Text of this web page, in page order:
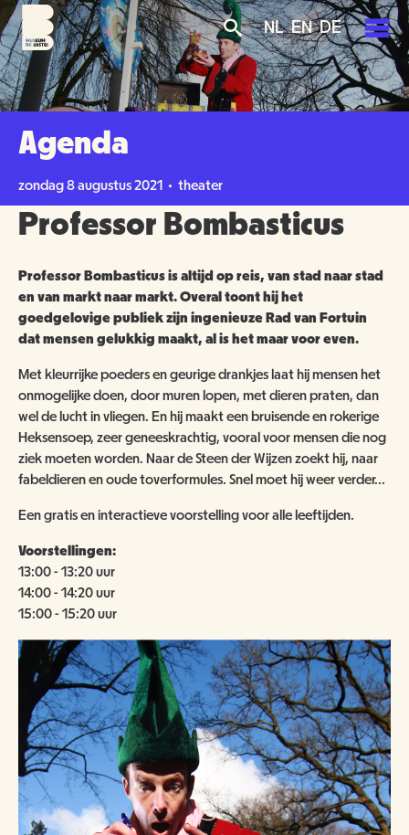
Overslaan
en
naar
de
inhoud
gaan
Skip
to
main
navigation
Skip
to
search
NL EN DE
PLAN JE BEZOEK
TICKETS
OPENINGSTIJDEN
BEREIKBAARHEID
TOEGANKELIJKHEID
GROEPSBEZOEK
SCHOOLBEZOEK
MUSEUMWINKEL
NU TE KOOP IN DE WINKEL
NIJMEEGSE VOGELMONUMENTJES
ZAALVERHUUR
HUISREGELS
KINDERFEESTJE
AGENDA
OVER ONS
NIEUWS
ORGANISATIE
ANBI
COMITÉ VAN AANBEVELING
BESTUUR
JAARVERSLAG
ORGANOGRAM
VRIJWILLIGERS
VACATURES
GEEF EEN VRIENDSCHAP CADEAU!
SCHENKEN & NALATEN
COLLECTIE
OVER DE COLLECTIE
DOOD DIER GEVONDEN?
PUBLICATIES
BRUIKLENEN
ARCHITECTUUR
NIEUWSBRIEF
2000 JAAR GESCHIEDENIS AAN DE WAAL
CONTACT
VERRIJK JEZELF IN HET RIJK VAN NIJMEGEN
GROENMAKERS
BEWONERS
SCHOLEN
NATUUR- & MILIEUORGANISATIES
NATUUR- & MILIEUORGANISATIES
SCHOLEN
KOOP TICKETS
Agenda
zondag 8 augustus 2021 • theater
Professor Bombasticus
Professor Bombasticus is altijd op reis, van stad naar stad
en van markt naar markt. Overal toont hij het
goedgelovige publiek zijn ingenieuze Rad van Fortuin
dat mensen gelukkig maakt, al is het maar voor even.
Met kleurrijke poeders en geurige drankjes laat hij mensen het
onmogelijke doen, door muren lopen, met dieren praten, dan
wel de lucht in vliegen. En hij maakt een bruisende en rokerige
Heksensoep, zeer geneeskrachtig, vooral voor mensen die nog
ziek moeten worden. Naar de Steen der Wijzen zoekt hij, naar
fabeldieren en oude toverformules. Snel moet hij weer verder...
Een gratis en interactieve voorstelling voor alle leeftijden.
Voorstellingen:
13:00 - 13:20 uur
14:00 - 14:20 uur
15:00 - 15:20 uur